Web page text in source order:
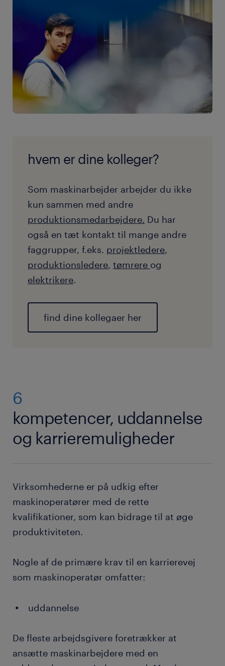
hvem er dine kolleger?
Som maskinarbejder arbejder du ikke
kun sammen med andre
produktionsmedarbejdere. Du har
også en tæt kontakt til mange andre
faggrupper, f.eks. projektledere,
produktionsledere, tømrere og
elektrikere.
find dine kollegaer her
6
kompetencer, uddannelse
og karrieremuligheder
Virksomhederne er på udkig efter
maskinoperatører med de rette
kvalifikationer, som kan bidrage til at øge
produktiviteten.
Nogle af de primære krav til en karrierevej
som maskinoperatør omfatter:
uddannelse
De fleste arbejdsgivere foretrækker at
ansætte maskinarbejdere med en